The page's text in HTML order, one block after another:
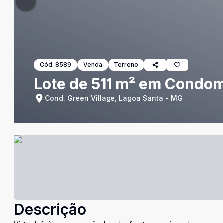
Cód: 8589 Venda Terreno
Lote de 511 m² em
Cond. Green Village, Lagoa Santa - MG
Descrição